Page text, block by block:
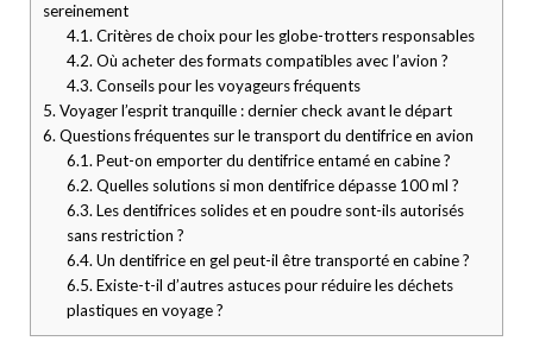
sereinement
4.1.Critères de choix pour les globe-trotters responsables
4.2.Où acheter des formats compatibles avec l’avion ?
4.3.Conseils pour les voyageurs fréquents
5.Voyager l’esprit tranquille : dernier check avant le départ
6.Questions fréquentes sur le transport du dentifrice en avion
6.1.Peut-on emporter du dentifrice entamé en cabine ?
6.2.Quelles solutions si mon dentifrice dépasse 100 ml ?
6.3.Les dentifrices solides et en poudre sont-ils autorisés
sans restriction ?
6.4.Un dentifrice en gel peut-il être transporté en cabine ?
6.5.Existe-t-il d’autres astuces pour réduire les déchets
plastiques en voyage ?